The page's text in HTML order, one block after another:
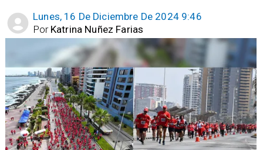
Lunes, 16 De Diciembre De 2024 9:46
Katrina Nuñez Farias
Por